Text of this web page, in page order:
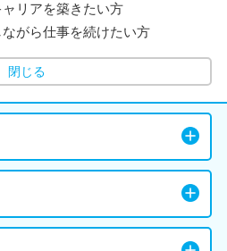
リアを築きたい方
がら仕事を続けたい方
閉じる